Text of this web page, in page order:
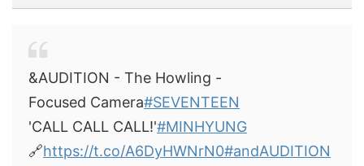
&AUDITION - The Howling -
Focused Camera#SEVENTEEN
'CALL CALL CALL!'#MINHYUNG
🔗https://t.co/A6DyHWNrN0#andAUDITION